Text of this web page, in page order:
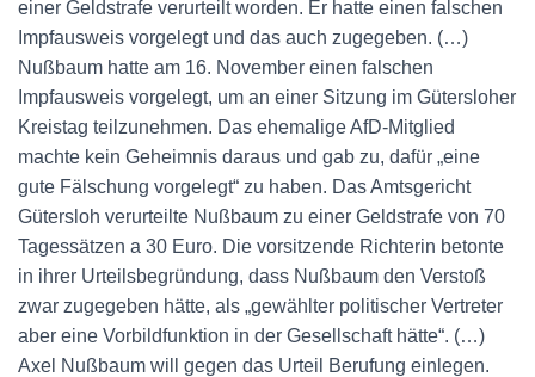
einer Geldstrafe verurteilt worden. Er hatte einen falschen
Impfausweis vorgelegt und das auch zugegeben. (…)
Nußbaum hatte am 16. November einen falschen
Impfausweis vorgelegt, um an einer Sitzung im Gütersloher
Kreistag teilzunehmen. Das ehemalige AfD-Mitglied
machte kein Geheimnis daraus und gab zu, dafür „eine
gute Fälschung vorgelegt“ zu haben. Das Amtsgericht
Gütersloh verurteilte Nußbaum zu einer Geldstrafe von 70
Tagessätzen a 30 Euro. Die vorsitzende Richterin betonte
in ihrer Urteilsbegründung, dass Nußbaum den Verstoß
zwar zugegeben hätte, als „gewählter politischer Vertreter
aber eine Vorbildfunktion in der Gesellschaft hätte“. (…)
Axel Nußbaum will gegen das Urteil Berufung einlegen.